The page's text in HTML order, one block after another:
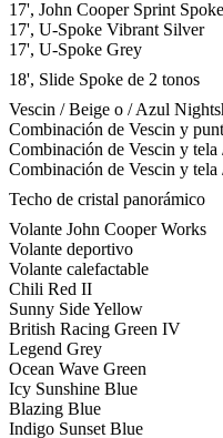
17', John Cooper Sprint
17', U-Spoke Vibrant Silver
17', U-Spoke Grey
18', Slide Spoke de 2 tonos
Vescin / Beige o / Azul
Combinación de Vescin y
Combinación de Vescin y tela
Combinación de Vescin y
Techo de cristal panorámico
Volante John Cooper Works
Volante deportivo
Volante calefactable
Chili Red II
Sunny Side Yellow
British Racing Green IV
Legend Grey
Ocean Wave Green
Icy Sunshine Blue
Blazing Blue
Indigo Sunset Blue